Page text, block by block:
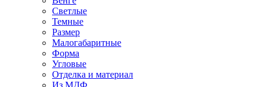
Светлые
Темные
Размер
Малогабаритные
Форма
Угловые
Отделка и материал
Из МДФ